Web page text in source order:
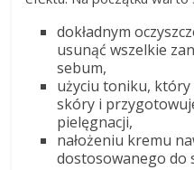
dokładnym
usunąć wszelkie
sebum,
użyciu toniku,
skóry i
pielęgnacji,
nałożeniu kremu
dostosowanego do